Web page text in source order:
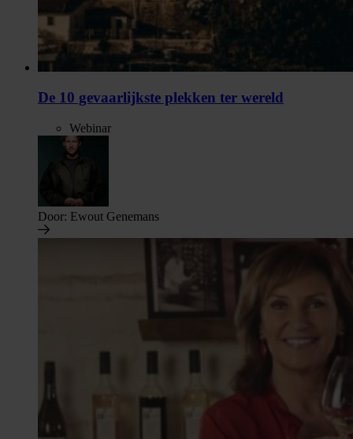
De 10 gevaarlijkste plekken ter wereld
Webinar
Door: Ewout Genemans